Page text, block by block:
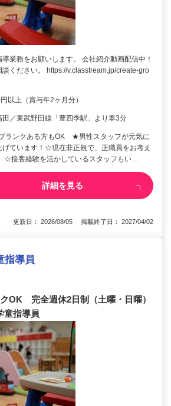
業務をお願いします。 会社紹介動画配信中！
談ください。 https://v.classtream.jp/create-gro
以上（賞与年2ヶ月分）
田／東武野田線「豊四季駅」より車3分
ランクある方もOK ★男性スタッフが元気に
げています！☆現在非正規で、正職員をお考え
☆接客経験を活かしているスタッフもい…
詳細を見る
更新日： 2026/08/05 掲載終了日： 2027/04/02
指導員
OK 完全週休2日制（土曜・日曜）
童指導員